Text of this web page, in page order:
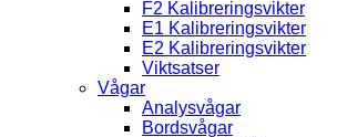
F2 Kalibreringsvikter
E1 Kalibreringsvikter
E2 Kalibreringsvikter
Viktsatser
Vågar
Analysvågar
Bordsvågar